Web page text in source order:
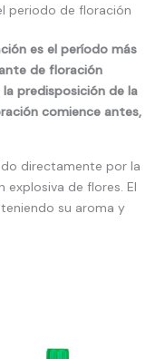
periodo de floración
es el período más
de floración
predisposición de la
comience antes,
directamente por la
de flores. El
su aroma y
de